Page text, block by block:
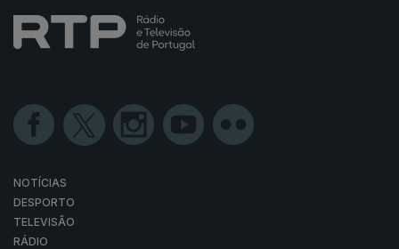
NOTÍCIAS
DESPORTO
TELEVISÃO
RÁDIO